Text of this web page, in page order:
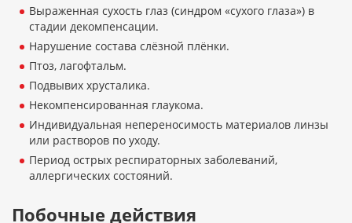
Выраженная сухость глаз (синдром «сухого глаза») в
стадии декомпенсации.
Нарушение состава слёзной плёнки.
Птоз, лагофтальм.
Подвывих хрусталика.
Некомпенсированная глаукома.
Индивидуальная непереносимость материалов линзы
или растворов по уходу.
Период острых респираторных заболеваний,
аллергических состояний.
Побочные действия